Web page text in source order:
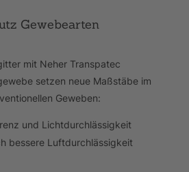
Gewebearten
mit Neher Transpatec
setzen neue Maßstäbe im
Geweben:
und Lichtdurchlässigkeit
bessere Luftdurchlässigkeit